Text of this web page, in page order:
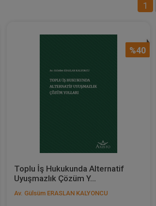
1
%40
Toplu İş Hukukunda Alternatif
Uyuşmazlık Çözüm Y...
Av. Gülsüm ERASLAN KALYONCU